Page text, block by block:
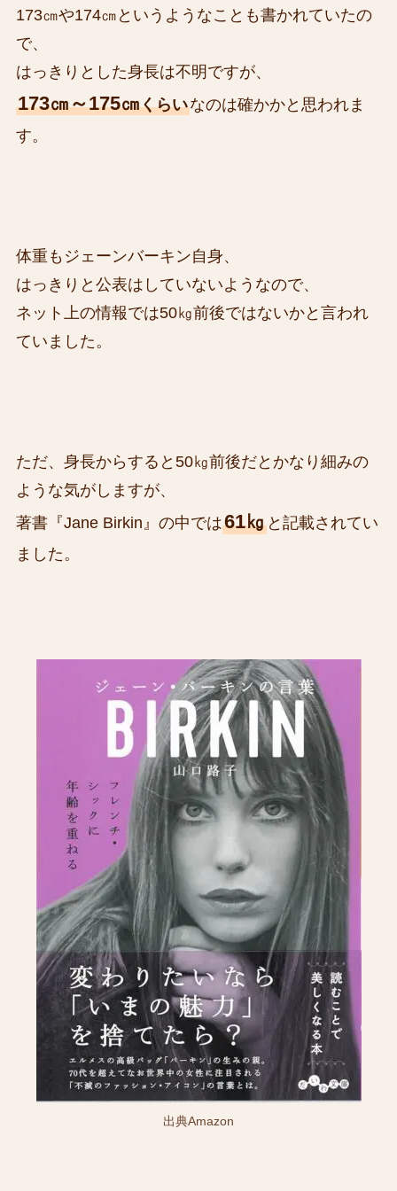
173㎝や174㎝というようなことも書かれていたの
で、
はっきりとした身長は不明ですが、
173㎝～175㎝くらいなのは確かかと思われま
す。
体重もジェーンバーキン自身、
はっきりと公表はしていないようなので、
ネット上の情報では50㎏前後ではないかと言われ
ていました。
ただ、身長からすると50㎏前後だとかなり細みの
ような気がしますが、
著書『Jane Birkin』の中では61㎏と記載されてい
ました。
出典Amazon